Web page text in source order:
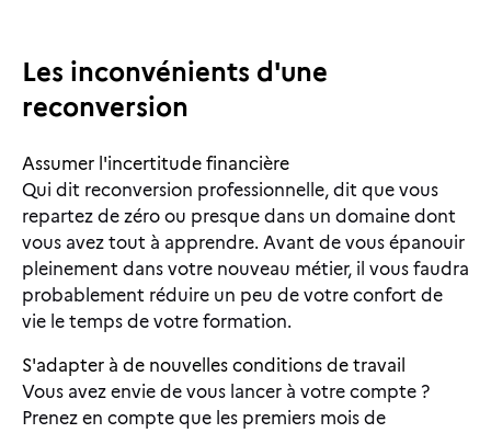
Les inconvénients d'une
reconversion
Assumer l'incertitude financière
Qui dit reconversion professionnelle, dit que vous
repartez de zéro ou presque dans un domaine dont
vous avez tout à apprendre. Avant de vous épanouir
pleinement dans votre nouveau métier, il vous faudra
probablement réduire un peu de votre confort de
vie le temps de votre formation.
S'adapter à de nouvelles conditions de travail
Vous avez envie de vous lancer à votre compte ?
Prenez en compte que les premiers mois de